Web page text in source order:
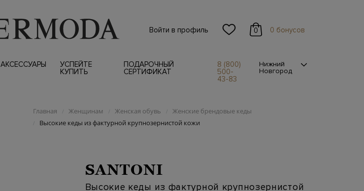
Войти в профиль 0 0 бонусов
АКСЕССУАРЫ
УСПЕЙТЕ
КУПИТЬ
ПОДАРОЧНЫЙ
СЕРТИФИКАТ
8 (800)
500-
43-83
Нижний
Новгород
Главная / Женщинам / Женская обувь / Женские брендовые кеды
/ Высокие кеды из фактурной крупнозернистой кожи
SANTONI
Высокие кеды из фактурной крупнозернистой